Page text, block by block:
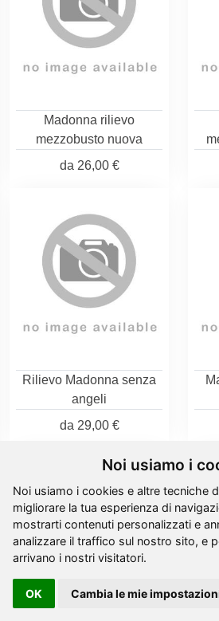
Noi usiamo i
Noi usiamo i cookies e altre tecniche
migliorare la tua esperienza di
mostrarti contenuti personalizzati e
analizzare il traffico sul nostro sito, e
arrivano i nostri visitatori.
OK Cambia le mie
Madonna rilievo
mezzobusto nuova
da 26,00 €
Rilievo Madonna senza
angeli
da 29,00 €